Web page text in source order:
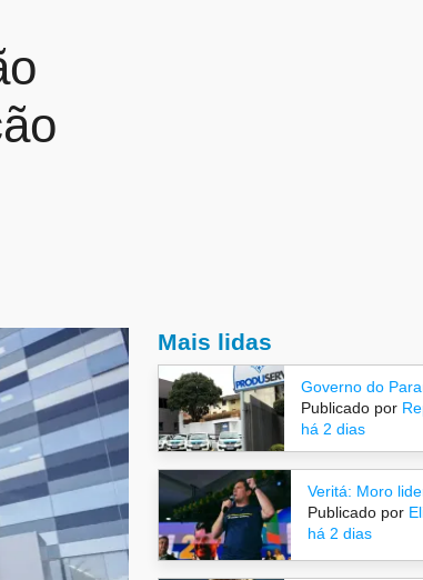
Mais lidas
Governo do
Publicado por
há 2 dias
Veritá: Moro
Publicado por
há 2 dias